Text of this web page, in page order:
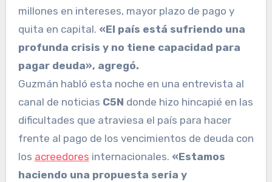
millones en intereses, mayor plazo de pago y
quita en capital. «El país está sufriendo una
profunda crisis y no tiene capacidad para
pagar deuda», agregó.
Guzmán habló esta noche en una entrevista al
canal de noticias C5N donde hizo hincapié en las
dificultades que atraviesa el país para hacer
frente al pago de los vencimientos de deuda con
los acreedores internacionales. «Estamos
haciendo una propuesta seria y